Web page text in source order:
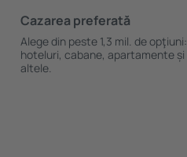
Cazarea preferată
Alege din peste 1,3 mil. de opţiuni:
hoteluri, cabane, apartamente și
altele.